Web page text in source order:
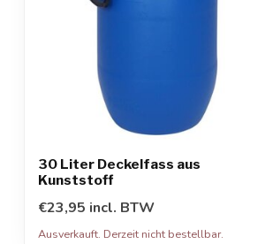
30 Liter Deckelfass aus
Kunststoff
€23,95 incl. BTW
Ausverkauft. Derzeit nicht bestellbar.